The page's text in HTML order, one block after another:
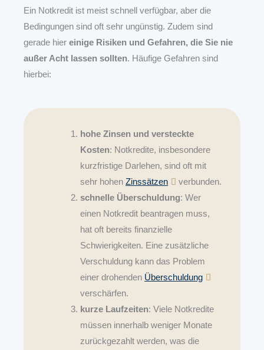
Ein Notkredit ist meist schnell verfügbar, aber die
Bedingungen sind oft sehr ungünstig. Zudem sind
gerade hier einige Risiken und Gefahren, die Sie nie
außer Acht lassen sollten. Häufige Gefahren sind
hierbei:
hohe Zinsen und versteckte
Kosten: Notkredite, insbesondere
kurzfristige Darlehen, sind oft mit
sehr hohen Zinssätzen
verbunden.
schnelle Überschuldung: Wer
einen Notkredit beantragen muss,
hat oft bereits finanzielle
Schwierigkeiten. Eine zusätzliche
Verschuldung kann das Problem
einer drohenden Überschuldung
verschärfen.
kurze Laufzeiten: Viele Notkredite
müssen innerhalb weniger Monate
zurückgezahlt werden, was die